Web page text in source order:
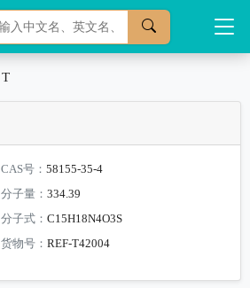
T
CAS号：58155-35-4
分子量：334.39
分子式：C15H18N4O3S
货物号：REF-T42004